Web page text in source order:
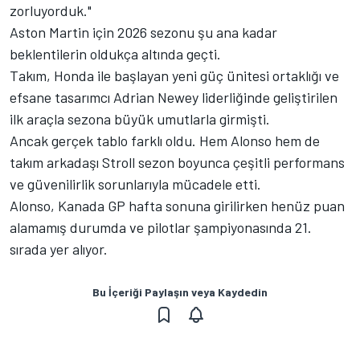
zorluyorduk."
Aston Martin için 2026 sezonu şu ana kadar
beklentilerin oldukça altında geçti.
Takım, Honda ile başlayan yeni güç ünitesi ortaklığı ve
efsane tasarımcı Adrian Newey liderliğinde geliştirilen
ilk araçla sezona büyük umutlarla girmişti.
Ancak gerçek tablo farklı oldu. Hem Alonso hem de
takım arkadaşı Stroll sezon boyunca çeşitli performans
ve güvenilirlik sorunlarıyla mücadele etti.
Alonso, Kanada GP hafta sonuna girilirken henüz puan
alamamış durumda ve pilotlar şampiyonasında 21.
sırada yer alıyor.
Bu İçeriği Paylaşın veya Kaydedin